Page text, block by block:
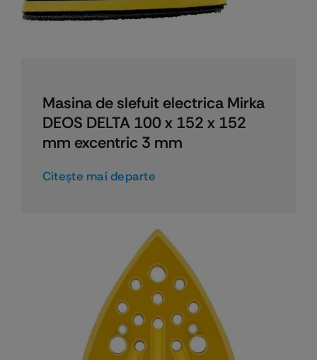
Masina de slefuit electrica Mirka
DEOS DELTA 100 x 152 x 152
mm excentric 3 mm
Citeşte mai departe